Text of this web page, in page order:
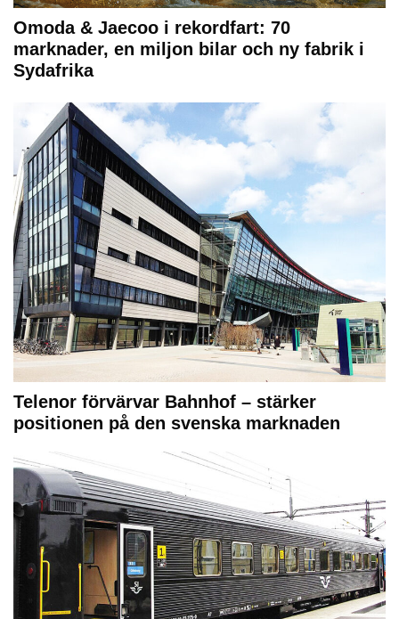
Omoda & Jaecoo i rekordfart: 70
marknader, en miljon bilar och ny fabrik i
Sydafrika
Telenor förvärvar Bahnhof – stärker
positionen på den svenska marknaden